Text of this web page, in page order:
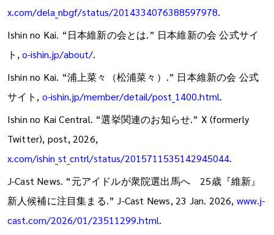
x.com/dela_nbgf/status/2014334076388597978.
Ishin no Kai. “日本維新の会とは.” 日本維新の会 公式サイ
ト,o-ishin.jp/about/.
Ishin no Kai. “浦上菜々（松浦菜々）.” 日本維新の会 公式
サイト, o-ishin.jp/member/detail/post_1400.html.
Ishin no Kai Central. “選挙関連のお知らせ.” X (formerly
Twitter), post, 2026,
x.com/ishin_st_cntrl/status/2015711535142945044.
J-Cast News. “元アイドルが衆院選出馬へ 25歳『維新』
新人候補に注目集まる.” J-Cast News, 23 Jan. 2026, www.j-
cast.com/2026/01/23511299.html.